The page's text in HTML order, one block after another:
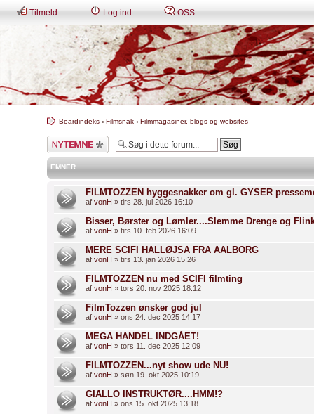
Tilmeld Log ind OSS
Boardindeks ‹ Filmsnak ‹ Filmmagasiner, blogs og websites
Skriv et nyt emne
EMNER
FILMTOZZEN hyggesnakker om gl. GYSER
af vonH » tirs 28. jul 2026 16:10
Bisser, Børster og Lømler....Slemme Drenge og
af vonH » tirs 10. feb 2026 16:09
MERE SCIFI HALLØJSA FRA AALBORG
af vonH » tirs 13. jan 2026 15:26
FILMTOZZEN nu med SCIFI filmting
af vonH » tors 20. nov 2025 18:12
FilmTozzen ønsker god jul
af vonH » ons 24. dec 2025 14:17
MEGA HANDEL INDGÅET!
af vonH » tors 11. dec 2025 12:09
FILMTOZZEN...nyt show ude NU!
af vonH » søn 19. okt 2025 10:19
GIALLO INSTRUKTØR....HMM!?
af vonH » ons 15. okt 2025 13:18